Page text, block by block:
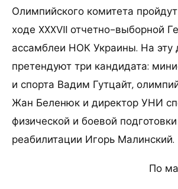
Олимпийского комитета
ходе XXXVII отчетно-выборной
ассамблеи НОК Украины. На эту
претендуют три кандидата:
и спорта Вадим Гутцайт,
Жан Беленюк и директор УНИ
физической и боевой
реабилитации Игорь Малинский.
По